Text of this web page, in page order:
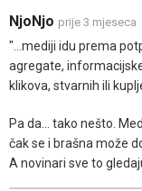
NjoNjo prije 3 mjeseca
"...mediji idu prema
agregate,
klikova, stvarnih ili
Pa da... tako nešto.
čak se i brašna može
A novinari sve to